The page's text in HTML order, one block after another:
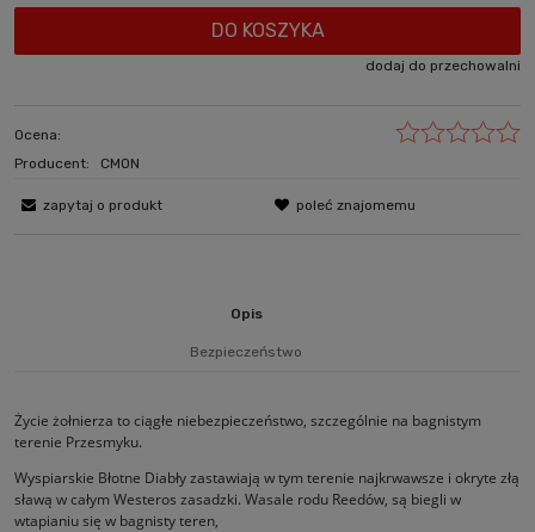
DO KOSZYKA
dodaj do przechowalni
Ocena:
Producent:
CMON
zapytaj o produkt poleć znajomemu
Opis
Bezpieczeństwo
Życie żołnierza to ciągłe niebezpieczeństwo, szczególnie na bagnistym
terenie Przesmyku.
Wyspiarskie Błotne Diabły zastawiają w tym terenie najkrwawsze i okryte złą
sławą w całym Westeros zasadzki. Wasale rodu Reedów, są biegli w
wtapianiu się w bagnisty teren,